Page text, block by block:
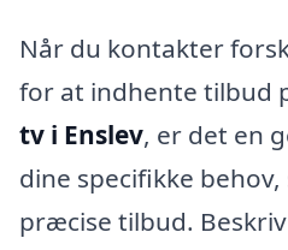
Når du kontakter
for at indhente tilbud
tv i Enslev, er det en
dine specifikke
præcise tilbud.